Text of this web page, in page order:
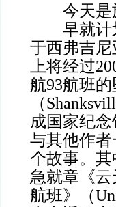
今天是旅
早就计划
于西弗吉
上将经过
航93航班
（
成国家纪
与其他作
个故事。
急就章《
航班》（